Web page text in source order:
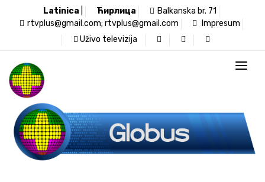
Latinica Ћирлица
Balkanska br. 71
rtvplus@gmail.com; rtvplus@gmail.com
Impresum
Uživo televizija